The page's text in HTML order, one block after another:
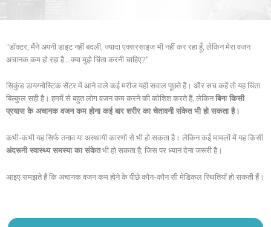
“डॉक्टर, मैंने अपनी डाइट नहीं बदली, ज्यादा एक्सरसाइज भी नहीं कर रहा हूँ, लेकिन मेरा वजन
अचानक कम हो रहा है… क्या मुझे चिंता करनी चाहिए?”
सिकुंड डायग्नोस्टिक सेंटर में आने वाले कई मरीज यही सवाल पूछते हैं। और सच कहें तो यह चिंता
बिल्कुल सही है। हममें से बहुत लोग वजन कम करने की कोशिश करते हैं, लेकिनबिना किसी
प्रयास के अचानक वजन कम होना कई बार शरीर का चेतावनी संकेत भी हो सकता है।
कभी-कभी यह सिर्फ तनाव या अस्थायी कारणों से भी हो सकता है। लेकिन कई मामलों में यह किसी
अंदरूनी स्वास्थ्य समस्या का संकेतभी हो सकता है, जिस पर ध्यान देना जरूरी है।
आइए समझते हैं कि अचानक वजन कम होने के पीछे कौन-कौन सी मेडिकल स्थितियाँ हो सकती हैं।